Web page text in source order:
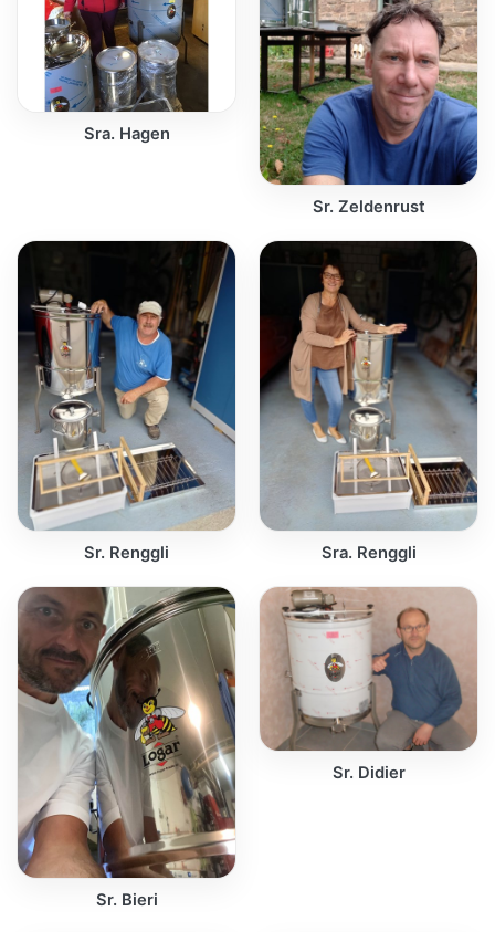
Sra. Hagen
Sr. Zeldenrust
Sr. Renggli Sra. Renggli
Sr. Bieri
Sr. Didier